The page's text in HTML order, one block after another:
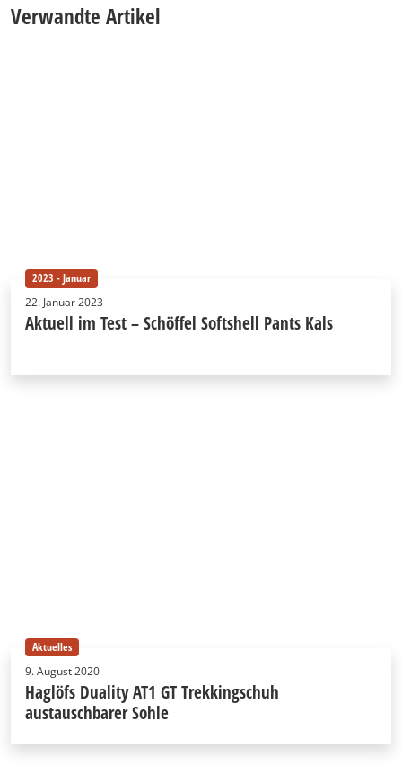
Verwandte Artikel
2023 - Januar
22. Januar 2023
Aktuell im Test – Schöffel Softshell Pants Kals
Aktuelles
9. August 2020
Haglöfs Duality AT1 GT Trekkingschuh
austauschbarer Sohle